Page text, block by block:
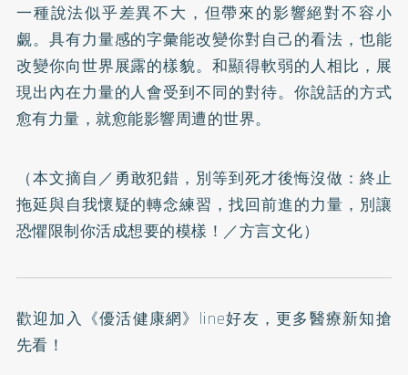
一種說法似乎差異不大，但帶來的影響絕對不容小
覷。具有力量感的字彙能改變你對自己的看法，也能
改變你向世界展露的樣貌。和顯得軟弱的人相比，展
現出內在力量的人會受到不同的對待。你說話的方式
愈有力量，就愈能影響周遭的世界。
（本文摘自／勇敢犯錯，別等到死才後悔沒做：終止
拖延與自我懷疑的轉念練習，找回前進的力量，別讓
恐懼限制你活成想要的模樣！ ／方言文化）
歡迎加入 《優活健康網》line好友 ，更多醫療新知搶
先看！